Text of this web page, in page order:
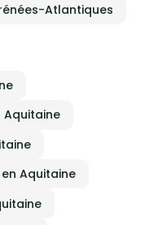
Atlantiques
Aquitaine
Aquitaine